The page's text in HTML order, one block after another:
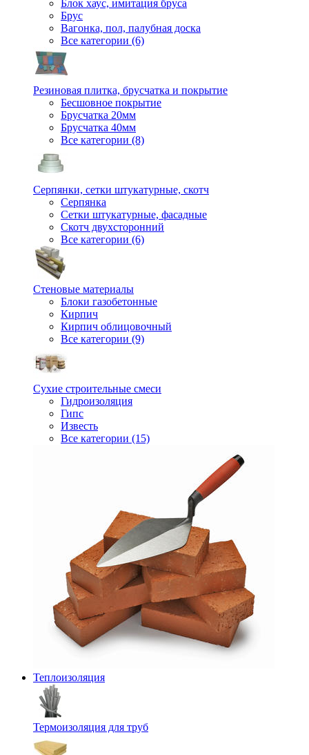
Блок хаус, имитация бруса
Брус
Вагонка, пол, палубная доска
Все категории (6)
Резиновая плитка, брусчатка и покрытие
Бесшовное покрытие
Брусчатка 20мм
Брусчатка 40мм
Все категории (8)
Серпянки, сетки штукатурные, скотч
Серпянка
Сетки штукатурные, фасадные
Скотч двухсторонний
Все категории (6)
Стеновые материалы
Блоки газобетонные
Кирпич
Кирпич облицовочный
Все категории (9)
Сухие строительные смеси
Гидроизоляция
Гипс
Известь
Все категории (15)
Теплоизоляция
Термоизоляция для труб